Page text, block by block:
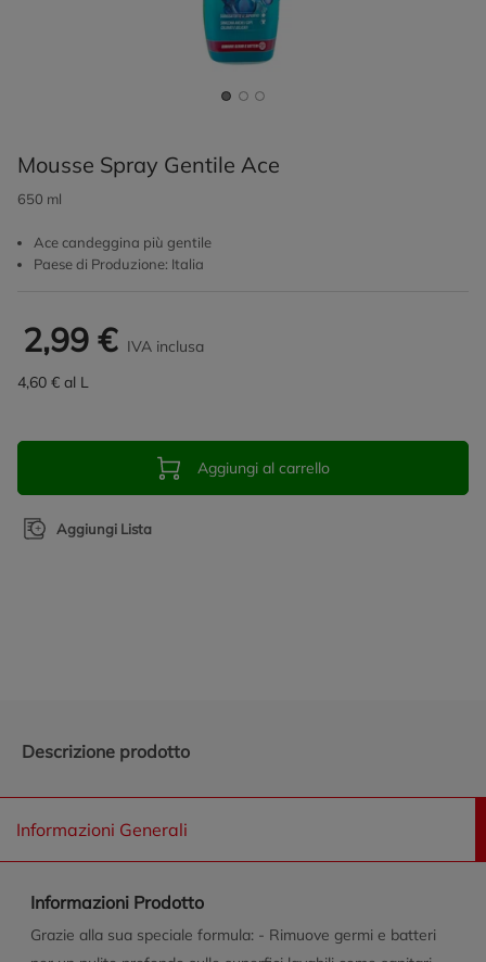
Mousse Spray Gentile Ace
650 ml
Ace candeggina più gentile
Paese di Produzione: Italia
2,99 € IVA inclusa
4,60 € al L
Aggiungi al carrello
Aggiungi Lista
Descrizione prodotto
Informazioni Generali
Informazioni Prodotto
Grazie alla sua speciale formula: - Rimuove germi e batteri